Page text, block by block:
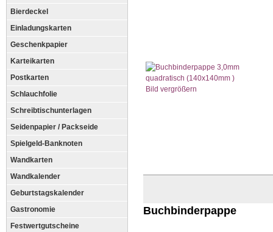
Bierdeckel
Einladungskarten
Geschenkpapier
Karteikarten
Postkarten
Schlauchfolie
Schreibtischunterlagen
Seidenpapier / Packseide
Spielgeld-Banknoten
Wandkarten
Wandkalender
Geburtstagskalender
Gastronomie
Festwertgutscheine
Bild vergrößern
Buchbinderpappe